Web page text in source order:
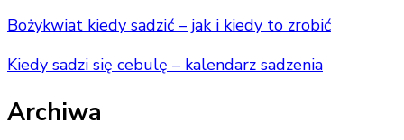
Bożykwiat kiedy sadzić – jak i kiedy to zrobić
Kiedy sadzi się cebulę – kalendarz sadzenia
Archiwa